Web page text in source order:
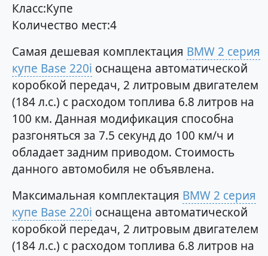
Класс:Купе
Количество мест:4
Самая дешевая комплектация BMW 2 серия
купе Base 220i оснащена автоматической
коробкой передач, 2 литровым двигателем
(184 л.с.) с расходом топлива 6.8 литров на
100 км. Данная модификация способна
разгоняться за 7.5 секунд до 100 км/ч и
обладает задним приводом. Стоимость
данного автомобиля не объявлена.
Максимальная комплектация BMW 2 серия
купе Base 220i оснащена автоматической
коробкой передач, 2 литровым двигателем
(184 л.с.) с расходом топлива 6.8 литров на